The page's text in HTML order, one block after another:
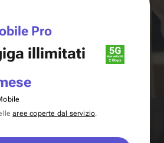
Pro
illimitati
aree coperte dal servizio.